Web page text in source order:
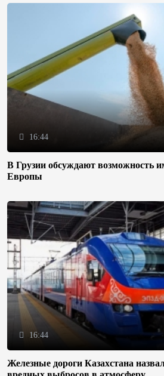
16:44
В Грузии обсуждают возможность
Европы
16:44
Железные дороги Казахстана